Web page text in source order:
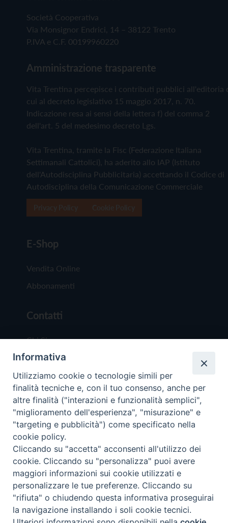
Società Cooperativa
Via Monsignor Endrici, 14 – 38122 Trento
P.IVA e C.F. 00199960220
Amministrazione trasparente
Vita Trentina percepisce i contributi pubblici all'editoria
cui al decreto legislativo 15 maggio 2017, n. 70.
Indicazione resa ai sensi della lettera f) del comma 2
dell'art. 5 del medesimo decreto Lgs.
Vita Trentina, tramite la Fisc (Federazione Italiana
Settimanali Cattolici), ha aderito allo IAP (Istituto
dell'Autodisciplina Pubblicitaria) accettando il Codice di
Autodisciplina della Comunicazione Commerciale
E-Shop
Vendita Online
Abbonamenti
Contatti
Chi Siamo
Redazione
Scrivici
Copyright © 2019 - Tutti i diritti riservati - Vita
Trentina Editrice
Privacy Policy
Torna
Informativa
Utilizziamo cookie o tecnologie simili per
finalità tecniche e, con il tuo consenso, anche per
altre finalità ("interazioni e funzionalità semplici",
"miglioramento dell'esperienza", "misurazione" e
"targeting e pubblicità") come specificato nella
cookie policy.
Cliccando su "accetta" acconsenti all'utilizzo dei
cookie. Cliccando su "personalizza" puoi avere
maggiori informazioni sui cookie utilizzati e
personalizzare le tue preferenze. Cliccando su
"rifiuta" o chiudendo questa informativa proseguirai
la navigazione installando i soli cookie tecnici.